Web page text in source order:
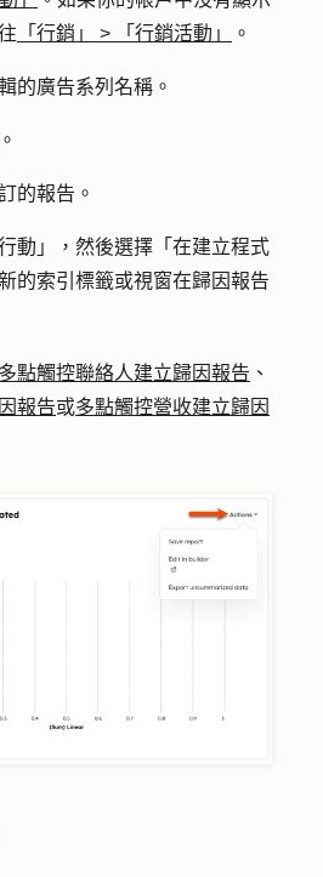
「行銷」 > 「行銷活動」 。
的廣告系列 名稱 。
的報告 。
動 」，然後選擇「 在建立程式
的索引標籤或視窗在歸因報告
多點觸控聯絡人建立歸因報告 、
報告或多點觸控營收建立歸因